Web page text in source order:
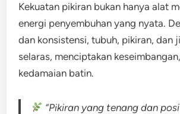
Kekuatan pikiran bukan hanya alat
energi penyembuhan yang nyata.
dan konsistensi, tubuh, pikiran, dan
selaras, menciptakan
kedamaian batin.
“Pikiran yang tenang dan